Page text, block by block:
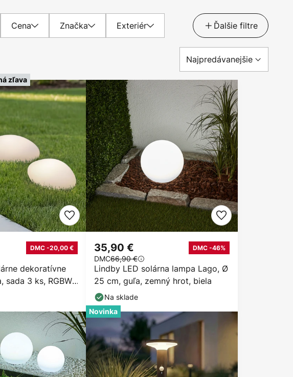
Cena Značka Exteriér Ďalšie filtre
zľava
dekoratívne
sada 3 ks, RGBW,
DMC -20,00 €
Lindby LED solárna lampa Lago, Ø
25 cm, guľa, zemný hrot, biela
35,90 € DMC -46%
DMC66,90 €
Na sklade
Novinka